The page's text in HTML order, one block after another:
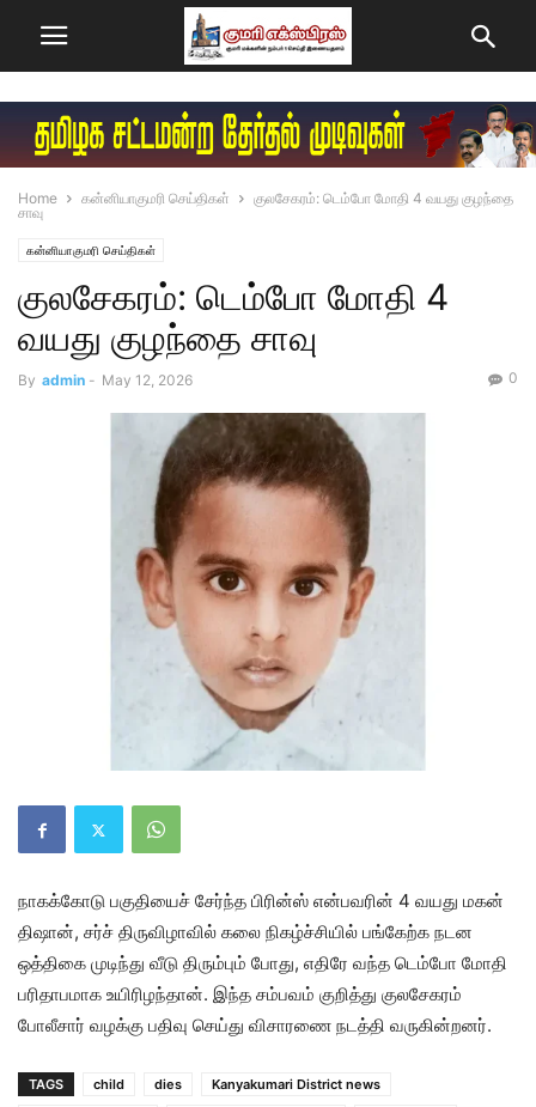
Home கன்னியாகுமரி செய்திகள்
குலசேகரம்: டெம்போ மோதி 4 வயது குழந்தை
சாவு
கன்னியாகுமரி செய்திகள்
குலசேகரம்: டெம்போ மோதி 4
வயது குழந்தை சாவு
By admin - May 12, 2026 0
நாகக்கோடு பகுதியைச் சேர்ந்த பிரின்ஸ் என்பவரின் 4 வயது மகன்
திஷான், சர்ச் திருவிழாவில் கலை நிகழ்ச்சியில் பங்கேற்க நடன
ஒத்திகை முடிந்து வீடு திரும்பும் போது, எதிரே வந்த டெம்போ மோதி
பரிதாபமாக உயிரிழந்தான். இந்த சம்பவம் குறித்து குலசேகரம்
போலீசார் வழக்கு பதிவு செய்து விசாரணை நடத்தி வருகின்றனர்.
TAGS child dies
Kanyakumari District news